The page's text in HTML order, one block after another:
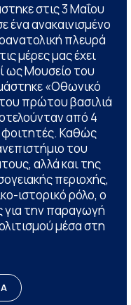
στις 3 Μαΐου
ένα ανακαινισμένο
πλευρά
μέρες μας έχει
ως Μουσείο του
«Οθωνικό
πρώτου βασιλιά
από 4
Καθώς
του
αλλά και της
περιοχής,
ιστορικό ρόλο, ο
για την παραγωγή
μέσα στη